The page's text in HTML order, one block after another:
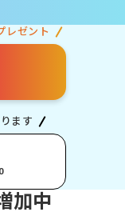
レゼント
ます
加中